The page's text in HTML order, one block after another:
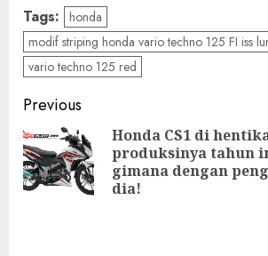
Tags: honda
modif striping honda vario techno 125 FI iss
vario techno 125 red
Post
navigation
Previous
Honda CS1 di
produksinya tahun
gimana dengan
dia!